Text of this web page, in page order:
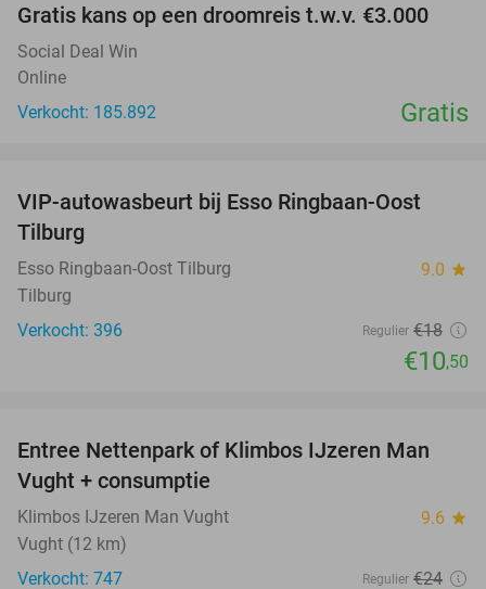
Gratis kans op een droomreis t.w.v. €3.000
Social Deal Win
Online
Verkocht: 185.892
Gratis
42%
VIP-autowasbeurt bij Esso Ringbaan-Oost
Tilburg
Esso Ringbaan-Oost Tilburg 9.0 star
Tilburg
Verkocht: 396
Regulier €18
€10,50
29%
Entree Nettenpark of Klimbos IJzeren Man
Vught + consumptie
Klimbos IJzeren Man Vught 9.6 star
Vught (12 km)
Verkocht: 747
Regulier €24